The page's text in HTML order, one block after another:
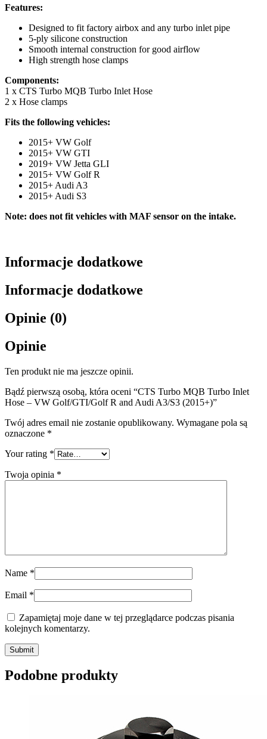
Features:
Designed to fit factory airbox and any turbo inlet pipe
5-ply silicone construction
Smooth internal construction for good airflow
High strength hose clamps
Components:
1 x CTS Turbo MQB Turbo Inlet Hose
2 x Hose clamps
Fits the following vehicles:
2015+ VW Golf
2015+ VW GTI
2019+ VW Jetta GLI
2015+ VW Golf R
2015+ Audi A3
2015+ Audi S3
Note: does not fit vehicles with MAF sensor on the intake.
Informacje dodatkowe
Informacje dodatkowe
Opinie (0)
Opinie
Ten produkt nie ma jeszcze opinii.
Bądź pierwszą osobą, która oceni “CTS Turbo MQB Turbo Inlet
Hose – VW Golf/GTI/Golf R and Audi A3/S3 (2015+)”
Twój adres email nie zostanie opublikowany. Wymagane pola są
oznaczone *
Your rating *
Twoja opinia *
Name *
Email *
Zapamiętaj moje dane w tej przeglądarce podczas pisania
kolejnych komentarzy.
Submit
Podobne produkty